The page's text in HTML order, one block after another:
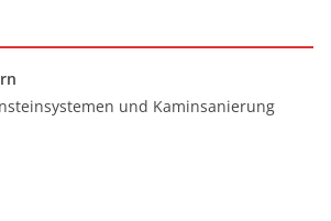
und Kaminsanierung